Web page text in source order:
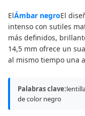
ElÁmbar negroEl
intenso con sutiles
más definidos,
14,5 mm ofrece un
al mismo tiempo una
Palabras clave:
de color negro